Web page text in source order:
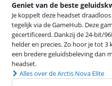
Geniet van de beste
Je koppelt deze headset
tegelijk via de GameHub. Deze
gecertificeerd. Dankzij de 24-bit/
helder en precies. Zo hoor je tot 3
een bredere geluidsbeleving dan
headset.
Alles over de Arctis Nova Elite